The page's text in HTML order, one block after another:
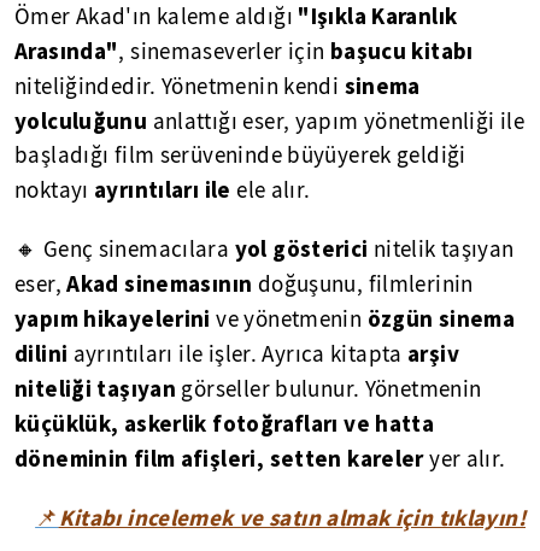
Ömer Akad'ın kaleme aldığı "Işıkla Karanlık
Arasında", sinemaseverler için başucu kitabı
niteliğindedir. Yönetmenin kendi sinema
yolculuğunu anlattığı eser, yapım yönetmenliği ile
başladığı film serüveninde büyüyerek geldiği
noktayı ayrıntıları ile ele alır.
🔸 Genç sinemacılara yol gösterici nitelik taşıyan
eser,Akad sinemasının doğuşunu, filmlerinin
yapım hikayelerinive yönetmenin özgün sinema
dilini ayrıntıları ile işler. Ayrıca kitapta arşiv
niteliği taşıyan görseller bulunur. Yönetmenin
küçüklük, askerlik fotoğrafları ve hatta
döneminin film afişleri, setten kareleryer alır.
📌Kitabı incelemek ve satın almak için tıklayın!